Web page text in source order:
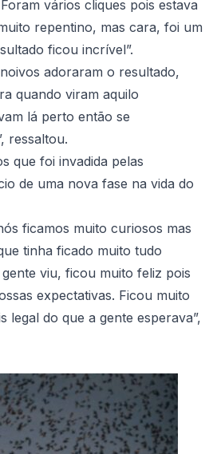
vários cliques pois estava
repentino, mas cara, foi um
ficou incrível”.
adoraram o resultado,
quando viram aquilo
lá perto então se
ressaltou.
que foi invadida pelas
de uma nova fase na vida do
ficamos muito curiosos mas
tinha ficado muito tudo
viu, ficou muito feliz pois
expectativas. Ficou muito
legal do que a gente esperava”,